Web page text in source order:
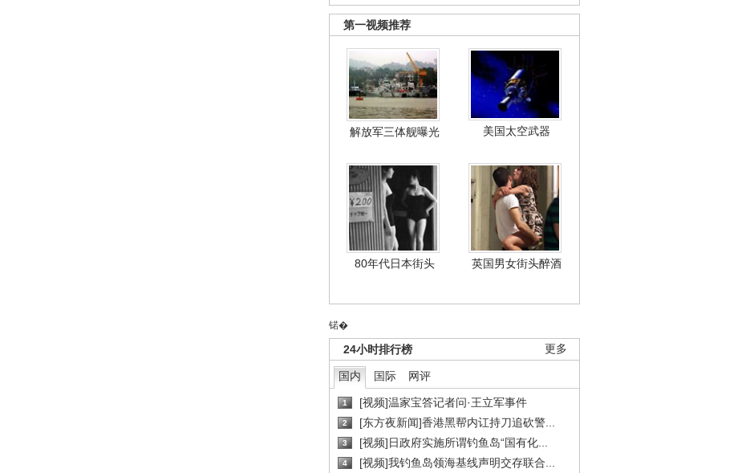
第一视频推荐
解放军三体舰曝光 美国太空武器
80年代日本街头 英国男女街头醉酒
锘�
更多
24小时排行榜
国内 国际 网评
1 [视频]温家宝答记者问·王立军事件
2 [东方夜新闻]香港黑帮内讧持刀追砍警...
3 [视频]日政府实施所谓钓鱼岛“国有化...
4 [视频]我钓鱼岛领海基线声明交存联合...